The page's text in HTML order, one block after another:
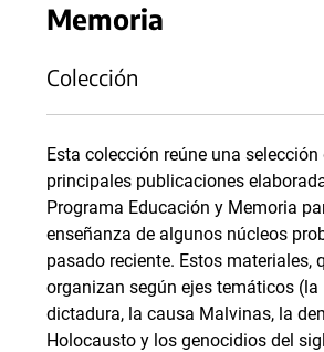
Memoria
Colección
Esta colección reúne una selección
principales publicaciones
Programa Educación y Memoria
enseñanza de algunos núcleos
pasado reciente. Estos materiales,
organizan según ejes temáticos (la
dictadura, la causa Malvinas, la
Holocausto y los genocidios del